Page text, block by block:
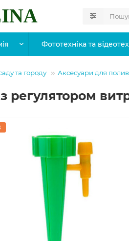
Фототехніка та
та городу Аксесуари для
регулятором